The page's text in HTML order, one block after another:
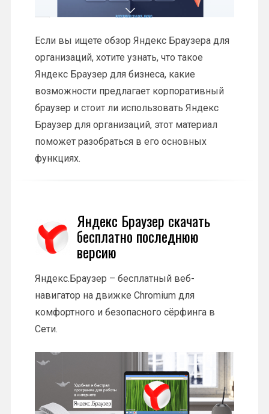
Если вы ищете обзор Яндекс Браузера для
организаций, хотите узнать, что такое
Яндекс Браузер для бизнеса, какие
возможности предлагает корпоративный
браузер и стоит ли использовать Яндекс
Браузер для организаций, этот материал
поможет разобраться в его основных
функциях.
Яндекс Браузер скачать
бесплатно последнюю
версию
Яндекс.Браузер – бесплатный веб-
навигатор на движке Chromium для
комфортного и безопасного сёрфинга в
Сети.